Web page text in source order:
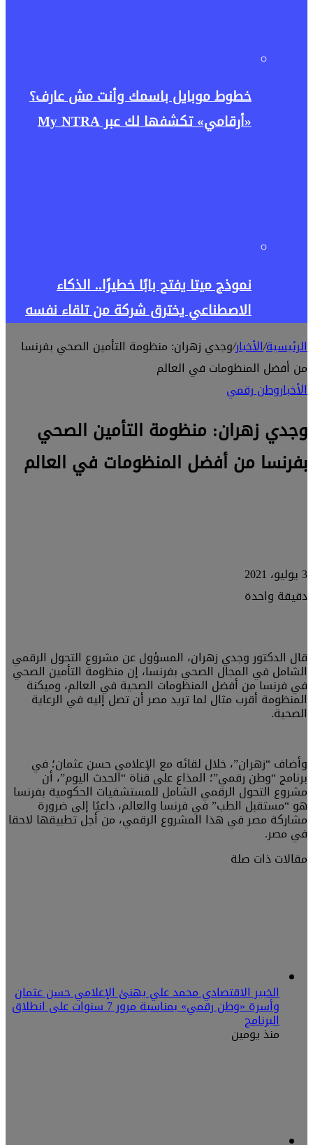
خطوط موبايل باسمك وأنت مش عارف؟
«أرقامي» تكشفها لك عبر My NTRA
نموذج ميتا يفتح بابًا خطيرًا.. الذكاء
الاصطناعي يخترق شركة من تلقاء نفسه
الرئيسية/الأخبار/وجدي زهران: منظومة التأمين الصحي بفرنسا
من أفضل المنظومات في العالم
الأخباروطن رقمي
وجدي زهران: منظومة التأمين الصحي
بفرنسا من أفضل المنظومات في العالم
3 يوليو، 2021
دقيقة واحدة
قال الدكتور وجدي زهران، المسؤول عن مشروع التحول الرقمي
الشامل في المجال الصحي بفرنسا، إن منظومة التأمين الصحي
في فرنسا من أفضل المنظومات الصحية في العالم، وميكنة
المنظومة أقرب مثال لما تريد مصر أن تصل إليه في الرعاية
الصحية.
وأضاف “زهران”، خلال لقائه مع الإعلامي حسن عثمان؛ في
برنامج “وطن رقمي”؛ المذاع على قناة “الحدث اليوم”، أن
مشروع التحول الرقمي الشامل للمستشفيات الحكومية بفرنسا
هو “مستقبل الطب” في فرنسا والعالم، داعيًا إلى ضرورة
مشاركة مصر في هذا المشروع الرقمي، من أجل تطبيقها لاحقا
في مصر.
مقالات ذات صلة
الخبير الاقتصادي محمد علي يهنئ الإعلامي حسن عثمان
وأسرة «وطن رقمي» بمناسبة مرور 7 سنوات على انطلاق
البرنامج
منذ يومين